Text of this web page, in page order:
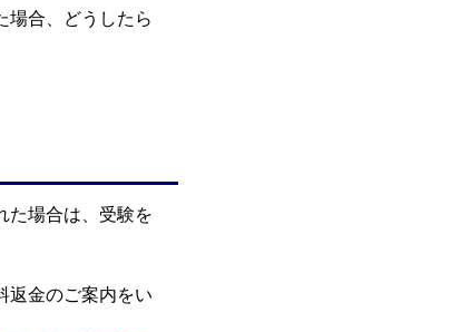
場合、どうしたら
た場合は、受験を
返金のご案内をい